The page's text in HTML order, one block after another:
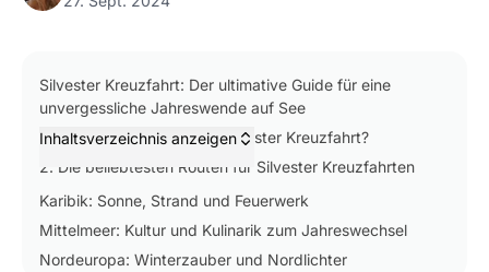
Published:
10. Sept. 2024
Silvester Kreuzfahrt: Der ultimative Guide für eine
unvergessliche Jahreswende auf See
1. Einleitung: Warum eine Silvester Kreuzfahrt?
2. Die beliebtesten Routen für Silvester Kreuzfahrten
Karibik: Sonne, Strand und Feuerwerk
Mittelmeer: Kultur und Kulinarik zum Jahreswechsel
Nordeuropa: Winterzauber und Nordlichter
Inhaltsverzeichnis anzeigen